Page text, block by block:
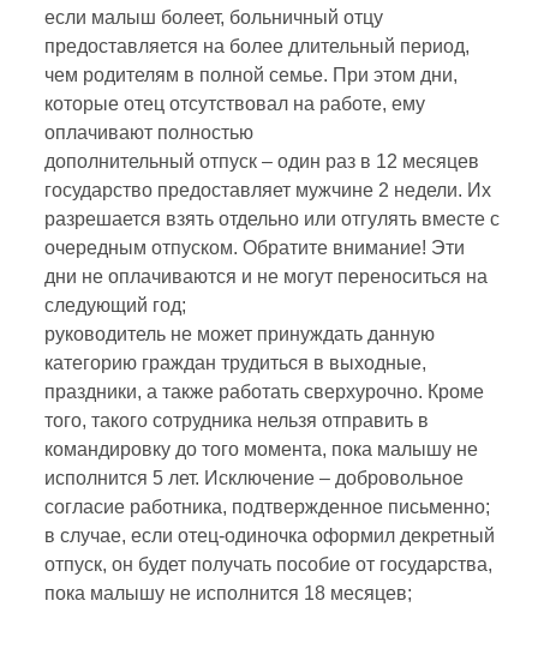
если малыш болеет, больничный отцу
предоставляется на более длительный период,
чем родителям в полной семье. При этом дни,
которые отец отсутствовал на работе, ему
оплачивают полностью
дополнительный отпуск – один раз в 12 месяцев
государство предоставляет мужчине 2 недели. Их
разрешается взять отдельно или отгулять вместе с
очередным отпуском. Обратите внимание! Эти
дни не оплачиваются и не могут переноситься на
следующий год;
руководитель не может принуждать данную
категорию граждан трудиться в выходные,
праздники, а также работать сверхурочно. Кроме
того, такого сотрудника нельзя отправить в
командировку до того момента, пока малышу не
исполнится 5 лет. Исключение – добровольное
согласие работника, подтвержденное письменно;
в случае, если отец-одиночка оформил декретный
отпуск, он будет получать пособие от государства,
пока малышу не исполнится 18 месяцев;